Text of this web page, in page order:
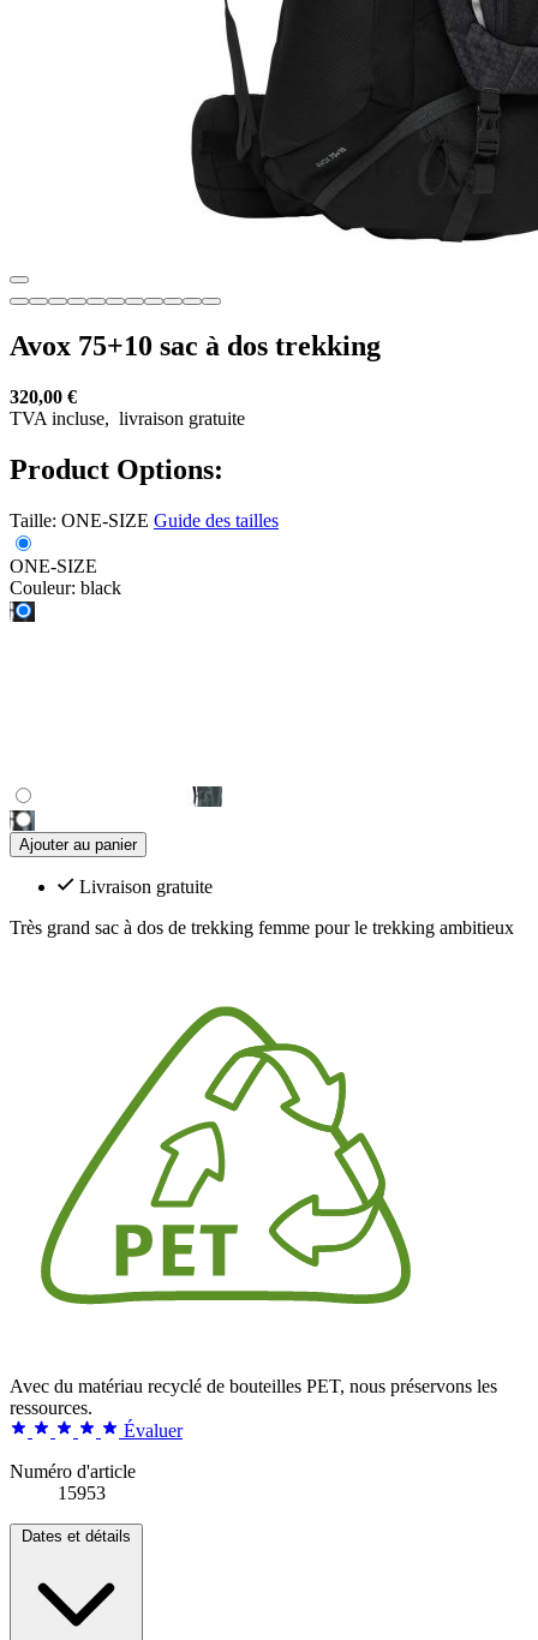
Avox 75+10 sac à dos trekking
320,00 €
TVA incluse, livraison gratuite
Product Options:
Taille: ONE-SIZE Guide des tailles
ONE-SIZE
Couleur: black
Ajouter au panier
Livraison gratuite
Très grand sac à dos de trekking femme pour le trekking ambitieux
Avec du matériau recyclé de bouteilles PET, nous préservons les
ressources.
Évaluer
Numéro d'article
15953
Dates et détails